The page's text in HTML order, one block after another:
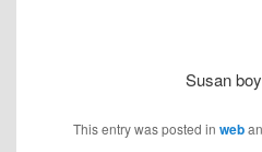
Susan
This entry was posted inweb